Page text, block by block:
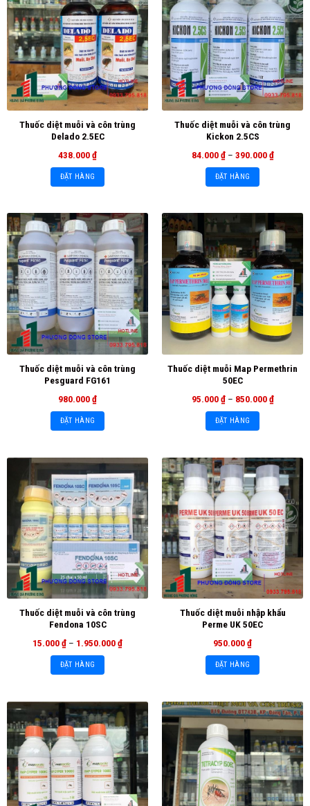
Thuốc diệt muỗi và côn trùng
Delado 2.5EC
438.000₫
ĐẶT HÀNG
Thuốc diệt muỗi và côn trùng
Kickon 2.5CS
84.000₫ – 390.000₫
ĐẶT HÀNG
Thuốc diệt muỗi và côn trùng
Pesguard FG161
980.000₫
ĐẶT HÀNG
Thuốc diệt muỗi Map Permethrin
50EC
95.000₫ – 850.000₫
ĐẶT HÀNG
Thuốc diệt muỗi và côn trùng
Fendona 10SC
15.000₫ – 1.950.000₫
ĐẶT HÀNG
Thuốc diệt muỗi nhập khẩu
Perme UK 50EC
950.000₫
ĐẶT HÀNG